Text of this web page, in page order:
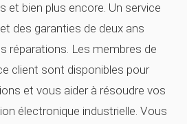
et bien plus encore. Un service
des garanties de deux ans
réparations. Les membres de
client sont disponibles pour
et vous aider à résoudre vos
électronique industrielle. Vous